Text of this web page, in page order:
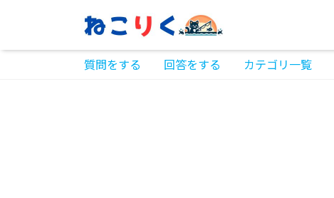
質問をする 回答をする カテゴリ一覧